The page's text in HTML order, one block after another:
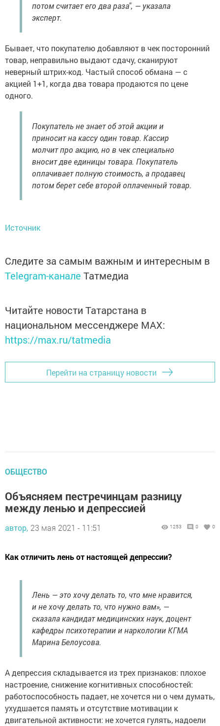
потом считает его два раза", — указала
эксперт.
Бывает, что покупателю добавляют в чек посторонний
товар, неправильно выдают сдачу, сканируют
неверный штрих-код. Частый способ обмана — с
акцией 1+1, когда два товара продаются по цене
одного.
Покупатель не знает об этой акции и
приносит на кассу один товар. Кассир
молчит про акцию, но в чек специально
вносит две единицы товара. Покупатель
оплачивает полную стоимость, а продавец
потом берет себе второй оплаченный товар.
Источник
Следите за самым важным и интересным в
Telegram-канале Татмедиа
Читайте новости Татарстана в
национальном мессенджере MАХ:
https://max.ru/tatmedia
Перейти на страницу новости
ОБЩЕСТВО
Объясняем пестречинцам разницу
между ленью и депрессией
автор, 23 мая 2021 - 11:51 1253 0 0
Как отличить лень от настоящей депрессии?
Лень — это хочу делать то, что мне нравится,
и не хочу делать то, что нужно вам», —
сказала кандидат медицинских наук, доцент
кафедры психотерапии и наркологии КГМА
Марина Белоусова.
А депрессия складывается из трех признаков: плохое
настроение, снижение когнитивных способностей:
работоспособность падает, не хочется ни о чем думать,
ухудшается память и отсутствие мотивации к
двигательной активности: не хочется гулять, надоели